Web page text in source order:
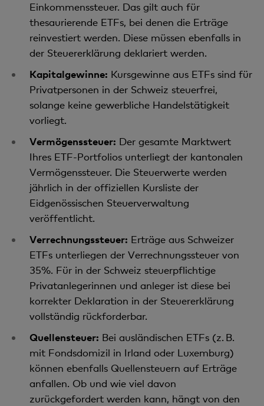
Einkommenssteuer. Das gilt auch für
thesaurierende ETFs, bei denen die Erträge
reinvestiert werden. Diese müssen ebenfalls in
der Steuererklärung deklariert werden.
Kapitalgewinne: Kursgewinne aus ETFs sind für
Privatpersonen in der Schweiz steuerfrei,
solange keine gewerbliche Handelstätigkeit
vorliegt.
Vermögenssteuer: Der gesamte Marktwert
Ihres ETF-Portfolios unterliegt der kantonalen
Vermögenssteuer. Die Steuerwerte werden
jährlich in der offiziellen Kursliste der
Eidgenössischen Steuerverwaltung
veröffentlicht.
Verrechnungssteuer: Erträge aus Schweizer
ETFs unterliegen der Verrechnungssteuer von
35%. Für in der Schweiz steuerpflichtige
Privatanlegerinnen und anleger ist diese bei
korrekter Deklaration in der Steuererklärung
vollständig rückforderbar.
Quellensteuer: Bei ausländischen ETFs (z. B.
mit Fondsdomizil in Irland oder Luxemburg)
können ebenfalls Quellensteuern auf Erträge
anfallen. Ob und wie viel davon
zurückgefordert werden kann, hängt von den